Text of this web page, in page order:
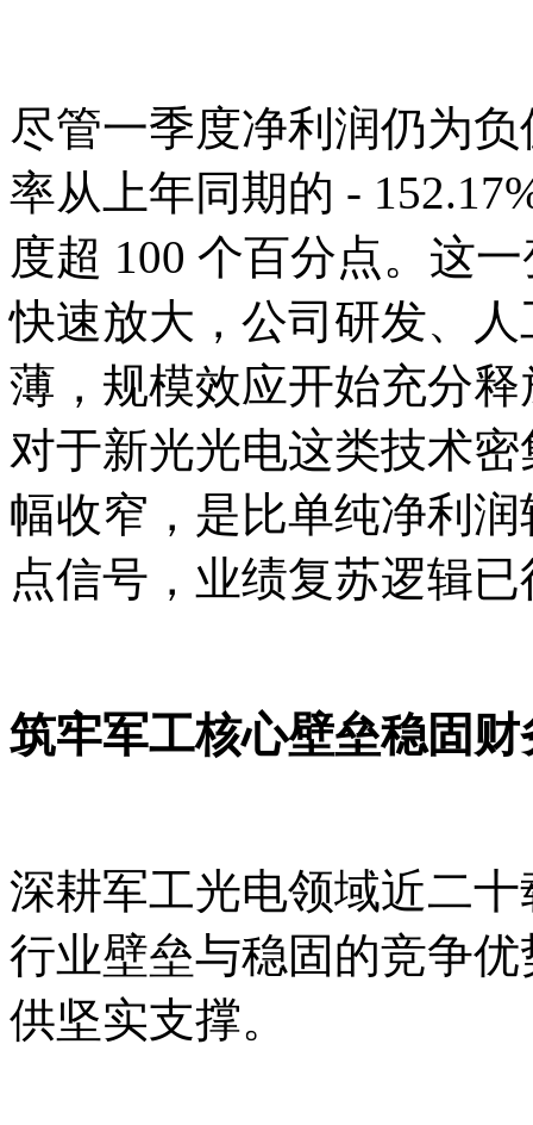
尽管一季度净利润仍为
率从上年同期的 -
度超 100 个百分点。这
快速放大，公司研发、
薄，规模效应开始充分
对于新光光电这类技术
幅收窄，是比单纯净利
点信号，业绩复苏逻辑
筑牢军工核心壁垒稳固
深耕军工光电领域近二
行业壁垒与稳固的竞争
供坚实支撑。